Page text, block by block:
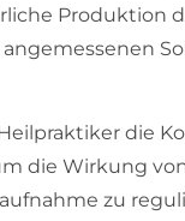
Produktion
die
die Wirkung
zu